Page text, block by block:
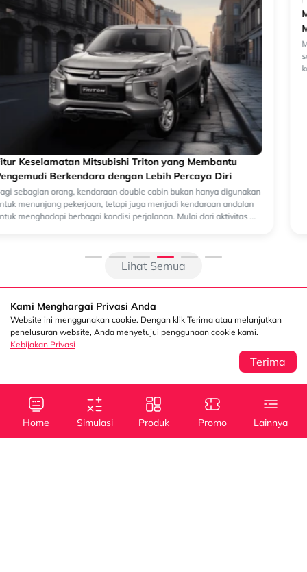
Mengenal Sistem Keselamatan Mitsubishi Destinator dan
Manfaatnya saat Berkendara
Mengenal Sistem Keselamatan Mitsubishi Destinator dan Manfaatnya
saat Berkendara Saat memilih kendaraan keluarga, faktor
keselamatan menjadi salah satu aspek yang tidak bisa diabaikan.
Lihat Semua
Kami Menghargai Privasi Anda
Website ini menggunakan cookie. Dengan klik Terima atau melanjutkan
penelusuran website, Anda menyetujui penggunaan cookie kami.
Kebijakan Privasi
Terima
Sentral Senayan 2,
3rd Floor Jl. Asia
Afrika No. 8 Senayan
Home Simulasi Produk Promo Lainnya